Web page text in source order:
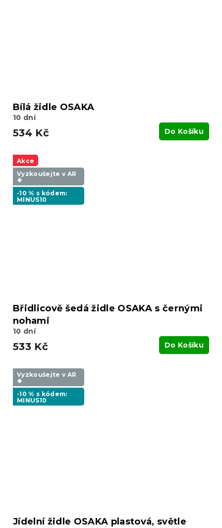
Bílá židle OSAKA
10 dní
534 Kč Do Košíku
Akce
Vyzkoušejte v AR
❖
-10 % s kódem:
MINUS10
Břidlicově šedá židle OSAKA s černými
nohami
10 dní
533 Kč Do Košíku
Vyzkoušejte v AR
❖
-10 % s kódem:
MINUS10
Jídelní židle OSAKA plastová, světle